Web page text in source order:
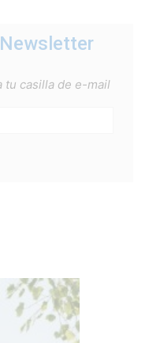
tu casilla de e-mail